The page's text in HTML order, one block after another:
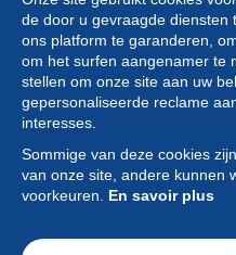
de door u gevraagde diensten
ons platform te garanderen,
om het surfen aangenamer te
stellen om onze site aan uw
gepersonaliseerde reclame
interesses.
Sommige van deze cookies
van onze site, andere kunnen
voorkeuren. En savoir plus
Collectie
Nieuws
Functie
Vereniging